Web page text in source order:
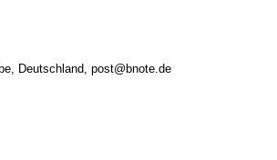
Deutschland, post@bnote.de